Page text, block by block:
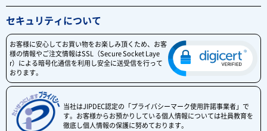
セキュリティについて
お客様に安心してお買い物をお楽しみ頂くため、お客
様の情報やご注文情報はSSL（Secure Socket Laye
r）による暗号化通信を利用し安全に送受信を行って
おります。
当社はJIPDEC認定の「プライバシーマーク使用許諾事業者」で
す。お客様からお預かりしている個人情報については社員教育を
徹底し個人情報の保護に努めております。